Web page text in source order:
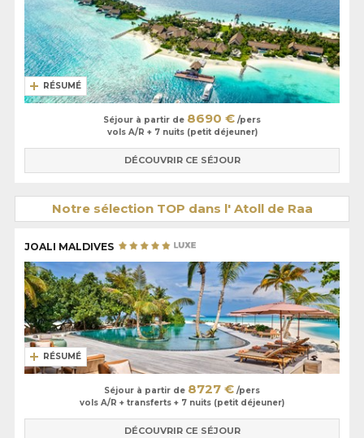
RÉSUMÉ
Séjour à partir de 8690 € /pers
vols A/R + 7 nuits (petit déjeuner)
DÉCOUVRIR CE SÉJOUR
Notre sélection TOP dans l' Atoll de Raa
JOALI MALDIVES
RÉSUMÉ
Séjour à partir de 8727 € /pers
vols A/R + transferts + 7 nuits (petit déjeuner)
DÉCOUVRIR CE SÉJOUR